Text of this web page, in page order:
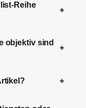
Reihe
+
objektiv sind
+
+